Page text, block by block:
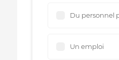
Du personnel
Un emploi